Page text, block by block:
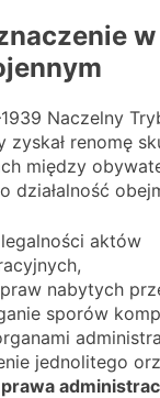
Naczelny
zyskał renomę
między
działalność
aktów
nabytych
sporów
jednolitego
prawa